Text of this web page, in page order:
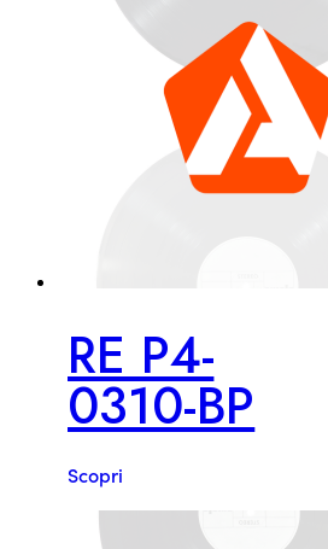
RE P4-
0310-BP
Scopri